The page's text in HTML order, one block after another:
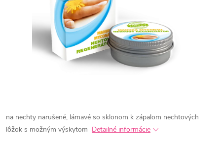
na nechty narušené, lámavé so sklonom k zápalom nechtových
lôžok s možným výskytom Detailné informácie